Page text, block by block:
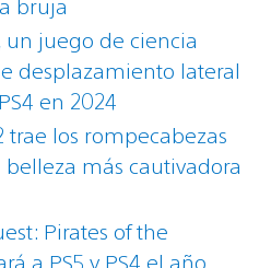
un juego de ciencia
desplazamiento lateral
en 2024
trae los rompecabezas
más cautivadora
Pirates of the
a PS5 y PS4 el año